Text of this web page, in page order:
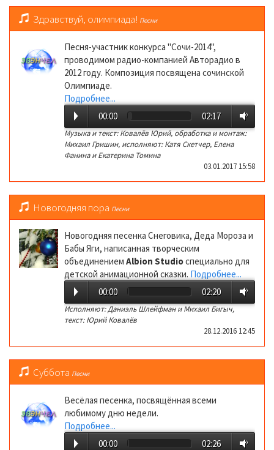
Здравствуй, олимпиада! Песни
Песня-участник конкурса "Сочи-2014",
проводимом радио-компанией Авторадио в
2012 году. Композиция посвящена сочинской
Олимпиаде.
Подробнее...
00:00
02:17
Музыка и текст: Ковалёв Юрий, обработка и монтаж:
Михаил Гришин, исполняют: Катя Скетчер, Елена
Фанина и Екатерина Томина
03.01.2017 15:58
Новогодняя пора Песни
Новогодняя песенка Снеговика, Деда Мороза и
Бабы Яги, написанная творческим
объединением Albion Studioспециально для
детской анимационной сказки. Подробнее...
00:00
02:20
Исполняют: Даниэль Шлейфман и Михаил Бигыч,
текст: Юрий Ковалёв
28.12.2016 12:45
Суббота Песни
Весёлая песенка, посвящённая всеми
любимому дню недели.
Подробнее...
00:00
02:26